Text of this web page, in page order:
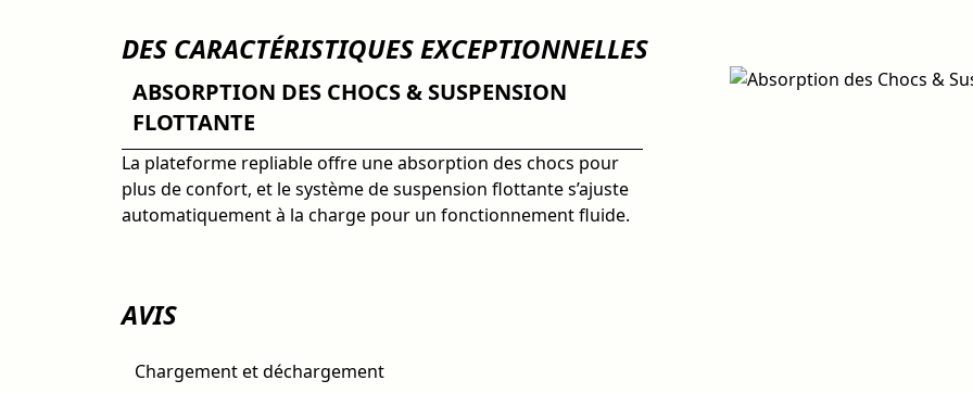
DES CARACTÉRISTIQUES EXCEPTIONNELLES
ABSORPTION DES CHOCS & SUSPENSION
FLOTTANTE
La plateforme repliable offre une absorption des chocs pour
plus de confort, et le système de suspension flottante s’ajuste
automatiquement à la charge pour un fonctionnement fluide.
AVIS
Chargement et déchargement